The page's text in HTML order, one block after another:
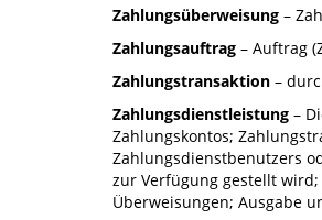
Zahlungsüberweisung –
Zahlungsauftrag – Auftrag
Zahlungstransaktion –
Zahlungsdienstleistung –
Zahlungskontos;
Zahlungsdienstbenutzers
zur Verfügung gestellt
Überweisungen; Ausgabe